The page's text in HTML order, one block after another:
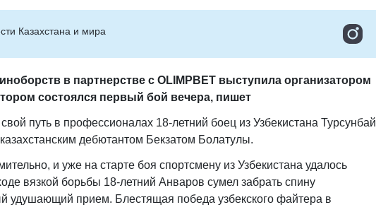
Казахстана и мира
в партнерстве с OLIMPBET выступила организатором
состоялся первый бой вечера, пишет
путь в профессионалах 18-летний боец из Узбекистана Турсунбай
дебютантом Бекзатом Болатулы.
и уже на старте боя спортсмену из Узбекистана удалось
вязкой борьбы 18-летний Анваров сумел забрать спину
удушающий прием. Блестящая победа узбекского файтера в